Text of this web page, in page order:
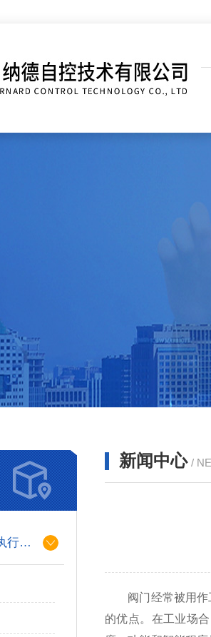
DKJ角行程电动执行机构
新闻中心 /
阀门经常被用作工
的优点。在工业场